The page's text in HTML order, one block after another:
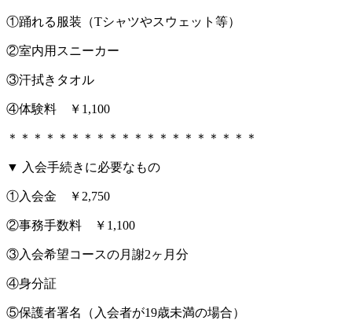
①踊れる服装（Tシャツやスウェット等）
②室内用スニーカー
③汗拭きタオル
④体験料 ￥1,100
＊＊＊＊＊＊＊＊＊＊＊＊＊＊＊＊＊＊＊＊
▼ 入会手続きに必要なもの
①入会金 ￥2,750
②事務手数料 ￥1,100
③入会希望コースの月謝2ヶ月分
④身分証
⑤保護者署名（入会者が19歳未満の場合）